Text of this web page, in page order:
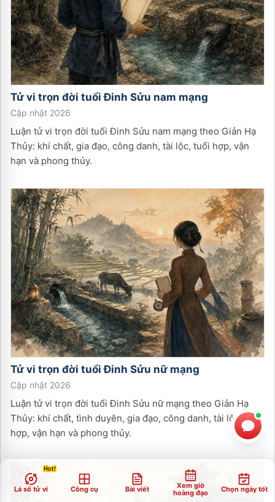
Tử vi trọn đời tuổiĐinh Sửu nam mạng
Cập nhật 2026
Luận tử vi trọn đời tuổi Đinh Sửu nam mạng theo Giản Hạ
Thủy: khí chất, gia đạo, công danh, tài lộc, tuổi hợp, vận
hạn và phong thủy.
Tử vi trọn đời tuổiĐinh Sửu nữmạng
Cập nhật 2026
Luận tử vi trọn đời tuổi Đinh Sửu nữ mạng theo Giản Hạ
Thủy: khí chất, tình duyên, gia đạo, công danh, tài lộc, tuổi
hợp, vận hạn và phong thủy.
Lá số tử vi Công cụ Bài viết
Xem giờ
hoàng đạo
Chọn ngày tốt